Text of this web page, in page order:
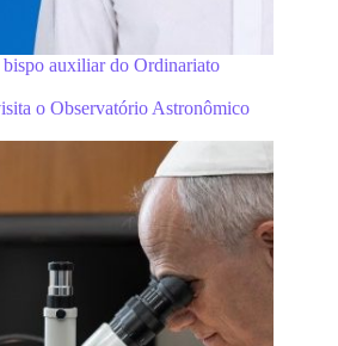
bispo auxiliar do Ordinariato
o Observatório Astronômico